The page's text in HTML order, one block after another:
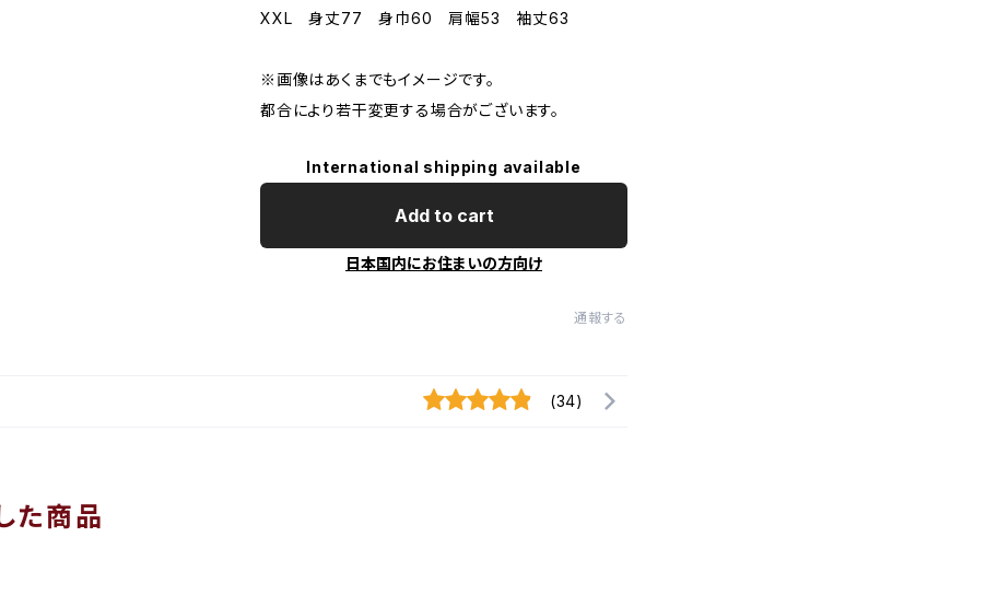
XXL 身丈77 身巾60 肩幅53 袖丈63
※画像はあくまでもイメージです。
都合により若干変更する場合がございます。
International shipping available
Add to cart
日本国内にお住まいの方向け
通報する
(34)
た商品